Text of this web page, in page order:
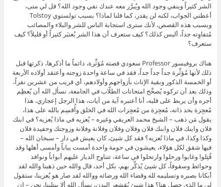
الشر كثيراً وينفي وجود الله ويُبرَّر معه عندك نفي وجود الله؟ قل لي متى،
أعطني الجواب، لكنه لن يقدر، كما قلنا لماذا؟ بسبب تولستوي Tolstoy
وبسبب هذه القصص، لأنك سترى استجابة الناس للشر والبلاء والمصائب
مُتفاوِته جداً، أليس كذلك؟ كيف ستعرف أن هذا الشر يُعتبَر كثيراً أو قليلاً؟ كيف
ستعرف؟
هناك بروفيسور Professor سعودي قصته مُؤثِّرة، دائماً ما أذكرها، ذكرتها قبل
ذلك لأنها مُؤثِّرة جداً جداً جداً، فقد في ساعة واحدة زوجته وأعتقد أولاده الأربعة
أو الخمسة الذكور وبقية الإناث بأزواجهم وأولادهم، أي قريب من عشرين نفراً،
وذلك بعد أن تركوه يُصحِّح امتحانات الطلّاب في الجامعة، نسأل الله أن يُعظِم
أجره وأن يربط على قلبه، أنا أعتبره آية من آيات، هذا الرجل إعجازي، هذا
مُعجِزة بحد ذاته، مُعجِزة من مُعجِزات الله في الخلق وأُقسِم بالله على هذا،
يقول مَن ذهب – الشيخ محمد العريفي وغيره – يُعزيه في ماذا يُعزيه؟ في ابنك
فلان وابنك فلان وابنك فلان وفلان وفلان وفلانة وفلانة وزوجتك وحفيدة فلان
وكذا وكذا، في ماذا تُعزيه؟ فقد كل شيئ، كان يعيش في دار – سبحان الله –
فيها شقق لكل هؤلاء، يعيشون في حومة واحدة أمست يباباً وأمسى أهلها وقد
قُتِلوا وغابوا ورحلوا وارتحلوا في ساعة، تتناوح الديار عليهم أبواباً ونوافذ
وحوائط وسقوفاً، كل شيئ يُذكِّر بهم، بكل أحد، قال والله حين ذهبنا والله لقد
أبكانا بصبره وتسليمه لله وقضاء الله ورضائه ووالله لقد صار هو يُعزينا، ستقول
لي ما الذي حصل هنا؟ هذا شيئ يُقشعِر البدن، نسأل الله ألا يبتلينا، نحن – إن